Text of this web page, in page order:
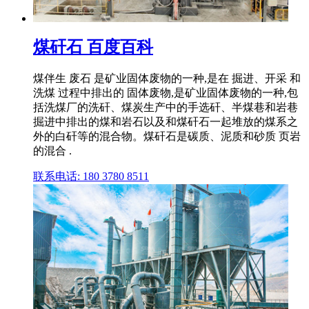
煤矸石 百度百科
煤伴生 废石 是矿业固体废物的一种,是在 掘进、开采 和
洗煤 过程中排出的 固体废物,是矿业固体废物的一种,包
括洗煤厂的洗矸、煤炭生产中的手选矸、半煤巷和岩巷
掘进中排出的煤和岩石以及和煤矸石一起堆放的煤系之
外的白矸等的混合物。煤矸石是碳质、泥质和砂质 页岩
的混合 .
联系电话: 180 3780 8511